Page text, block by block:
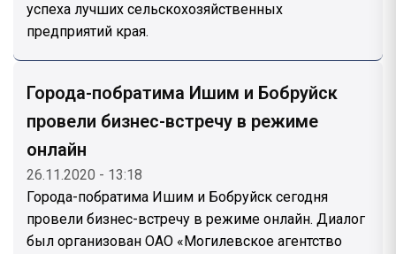
успеха лучших сельскохозяйственных
предприятий края.
Города-побратима Ишим и Бобруйск
провели бизнес-встречу в режиме
онлайн
26.11.2020 - 13:18
Города-побратима Ишим и Бобруйск сегодня
провели бизнес-встречу в режиме онлайн. Диалог
был организован ОАО «Могилевское агентство